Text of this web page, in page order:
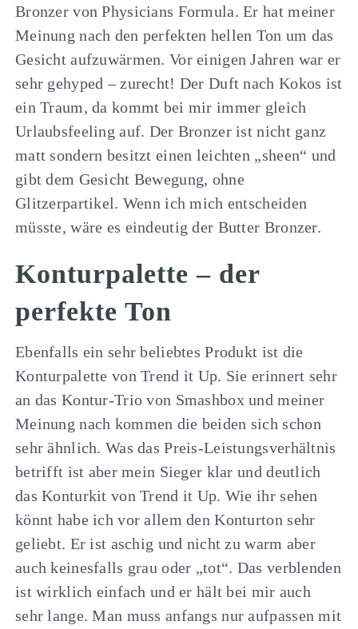
Bronzer von Physicians Formula. Er hat meiner
Meinung nach den perfekten hellen Ton um das
Gesicht aufzuwärmen. Vor einigen Jahren war er
sehr gehyped – zurecht! Der Duft nach Kokos ist
ein Traum, da kommt bei mir immer gleich
Urlaubsfeeling auf. Der Bronzer ist nicht ganz
matt sondern besitzt einen leichten „sheen“ und
gibt dem Gesicht Bewegung, ohne
Glitzerpartikel. Wenn ich mich entscheiden
müsste, wäre es eindeutig der Butter Bronzer.
Konturpalette – der
perfekte Ton
Ebenfalls ein sehr beliebtes Produkt ist die
Konturpalette von Trend it Up. Sie erinnert sehr
an das Kontur-Trio von Smashbox und meiner
Meinung nach kommen die beiden sich schon
sehr ähnlich. Was das Preis-Leistungsverhältnis
betrifft ist aber mein Sieger klar und deutlich
das Konturkit von Trend it Up. Wie ihr sehen
könnt habe ich vor allem den Konturton sehr
geliebt. Er ist aschig und nicht zu warm aber
auch keinesfalls grau oder „tot“. Das verblenden
ist wirklich einfach und er hält bei mir auch
sehr lange. Man muss anfangs nur aufpassen mit